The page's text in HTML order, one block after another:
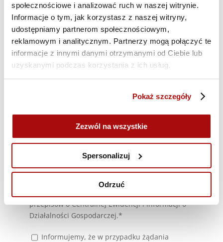
społecznościowe i analizować ruch w naszej witrynie.
Informacje o tym, jak korzystasz z naszej witryny,
udostępniamy partnerom społecznościowym,
reklamowym i analitycznym. Partnerzy mogą połączyć te
informacje z innymi danymi otrzymanymi od Ciebie lub
uzyskanymi podczas korzystania z ich usług.
Pokaż szczegóły
Zezwól na wszystkie
Spersonalizuj
Odrzuć
dokonującą z przedsiębiorcą czynności prawnej
niezwiązanej bezpośrednio z moją działalnością
gospodarczą lub zawodową lub zawierającą
działalnością gospodarczą, gdy z treści tej umowy
wynika, że nie ma ona dla mnie charakteru
zawodowego, wynikającego w szczególności z
przedmiotu wykonywanej przez mnie działalności
przepisów o Centralnej Ewidencji i Informacji o
Działalności Gospodarczej.*
Informujemy, że w przypadku żądania